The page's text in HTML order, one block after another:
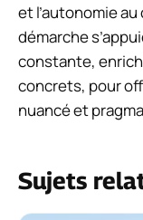
et l’autonomie
démarche
constante,
concrets, pour
nuancé et
Sujets